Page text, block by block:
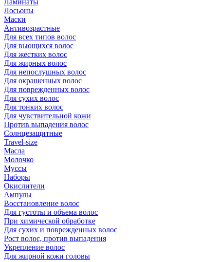
Ламинаты
Лосьоны
Маски
Антивозрастные
Для всех типов волос
Для вьющихся волос
Для жестких волос
Для жирных волос
Для непослушных волос
Для окрашенных волос
Для поврежденных волос
Для сухих волос
Для тонких волос
Для чувствительной кожи
Против выпадения волос
Солнцезащитные
Travel-size
Масла
Молочко
Муссы
Наборы
Окислители
Ампулы
Восстановление волос
Для густоты и объема волос
При химической обработке
Для сухих и поврежденных волос
Рост волос, против выпадения
Укрепление волос
Для жирной кожи головы